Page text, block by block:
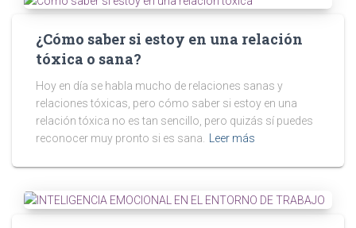
¿Cómo saber si estoy en una relación
tóxica o sana?
Hoy en día se habla mucho de relaciones sanas y
relaciones tóxicas, pero cómo saber si estoy en una
relación tóxica no es tan sencillo, pero quizás sí puedes
reconocer muy pronto si es sana.
Leer más